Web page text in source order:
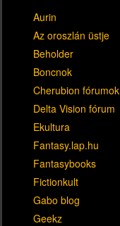
Aurin
Az oroszlán üstje
Beholder
Boncnok
Cherubion fórumok
Delta Vision fórum
Ekultura
Fantasy.lap.hu
Fantasybooks
Fictionkult
Gabo blog
Geekz